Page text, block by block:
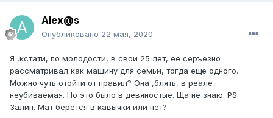
Alex@s
Опубликовано 22 мая, 2020
Я ,кстати, по молодости, в свои 25 лет, ее серъезно
рассматривал как машину для семьи, тогда еще одного.
Можно чуть отойти от правил? Она ,блять, в реале
неубиваемая. Но это было в девяностые. Ща не знаю. PS.
Залип. Мат берется в кавычки или нет?